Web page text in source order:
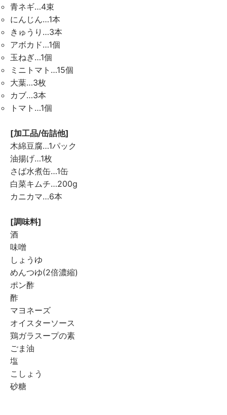
青ネギ…4束
にんじん…1本
きゅうり…3本
アボカド…1個
玉ねぎ…1個
ミニトマト…15個
大葉…3枚
カブ…3本
トマト…1個
[加工品/缶詰他]
木綿豆腐…1パック
油揚げ…1枚
さば水煮缶…1缶
白菜キムチ…200g
カニカマ…6本
[調味料]
酒
味噌
しょうゆ
めんつゆ(2倍濃縮)
ポン酢
酢
マヨネーズ
オイスターソース
鶏ガラスープの素
ごま油
塩
こしょう
砂糖